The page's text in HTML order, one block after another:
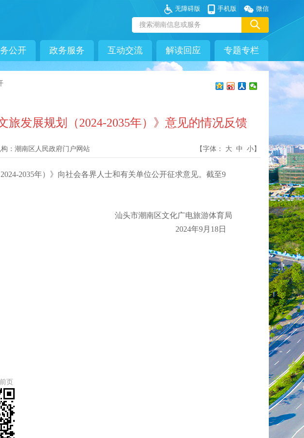
微信
手机版
无障碍版
公开 政务服务 互动交流 解读回应 专题专栏
发展规划（2024-2035年）》意见的情况反馈
： 潮南区人民政府门户网站 【字体： 大 中 小】
2035年）》向社会各界人士和有关单位公开征求意见。截至9
汕头市潮南区文化广电旅游体育局
2024年9月18日
页